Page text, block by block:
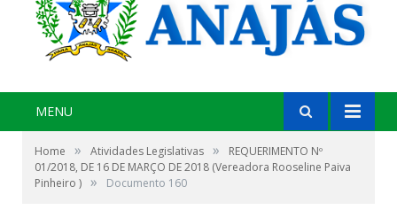
MENU
Home » Atividades Legislativas »
REQUERIMENTO Nº
01/2018, DE 16 DE MARÇO DE 2018 (Vereadora Rooseline Paiva
Pinheiro ) » Documento 160